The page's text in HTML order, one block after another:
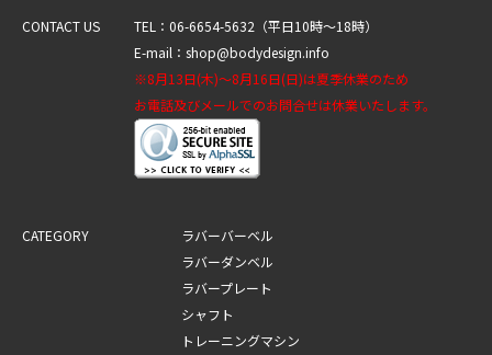
CONTACT US
TEL：06-6654-5632（平日10時～18時）
E-mail：shop@bodydesign.info
※8月13日(木)～8月16日(日)は夏季休業のため
お電話及びメールでのお問合せは休業いたします。
CATEGORY
ラバーバーベル
ラバーダンベル
ラバープレート
シャフト
トレーニングマシン